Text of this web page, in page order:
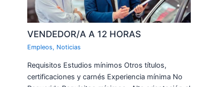
VENDEDOR/A A 12 HORAS
Empleos, Noticias
Requisitos Estudios mínimos Otros títulos,
certificaciones y carnés Experiencia mínima No